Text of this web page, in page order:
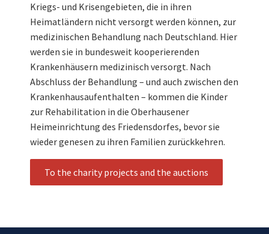
Kriegs- und Krisengebieten, die in ihren
Heimatländern nicht versorgt werden können, zur
medizinischen Behandlung nach Deutschland. Hier
werden sie in bundesweit kooperierenden
Krankenhäusern medizinisch versorgt. Nach
Abschluss der Behandlung – und auch zwischen den
Krankenhausaufenthalten – kommen die Kinder
zur Rehabilitation in die Oberhausener
Heimeinrichtung des Friedensdorfes, bevor sie
wieder genesen zu ihren Familien zurückkehren.
To the charity projects and the auctions